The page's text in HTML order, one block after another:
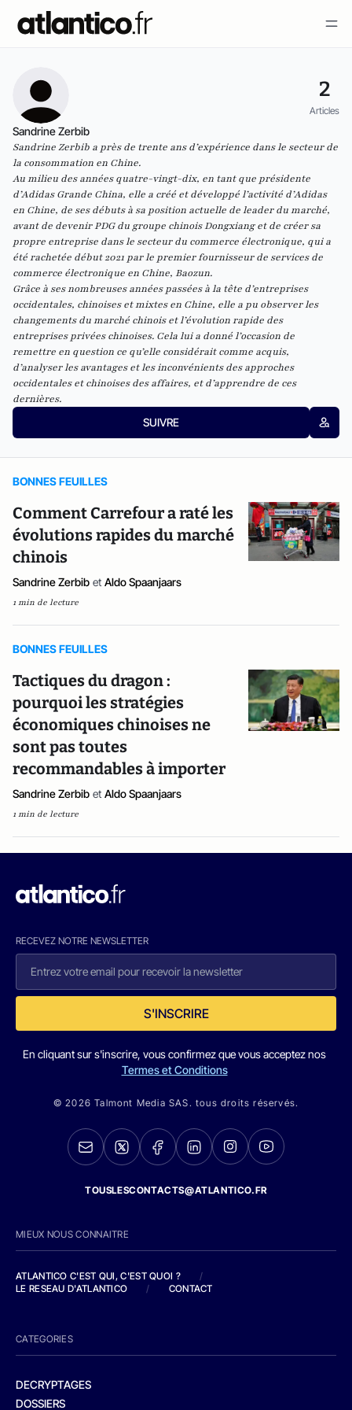
2
Articles
Sandrine Zerbib
Sandrine Zerbib a près de trente ans d’expérience dans le secteur de
la consommation en Chine.
Au milieu des années quatre-vingt-dix, en tant que présidente
d’Adidas Grande China, elle a créé et développé l’activité d’Adidas
en Chine, de ses débuts à sa position actuelle de leader du marché,
avant de devenir PDG du groupe chinois Dongxiang et de créer sa
propre entreprise dans le secteur du commerce électronique, qui a
été rachetée début 2021 par le premier fournisseur de services de
commerce électronique en Chine, Baozun.
Grâce à ses nombreuses années passées à la tête d’entreprises
occidentales, chinoises et mixtes en Chine, elle a pu observer les
changements du marché chinois et l’évolution rapide des
entreprises privées chinoises. Cela lui a donné l’occasion de
remettre en question ce qu’elle considérait comme acquis,
d’analyser les avantages et les inconvénients des approches
occidentales et chinoises des affaires, et d’apprendre de ces
dernières.
SUIVRE
BONNES FEUILLES
Comment Carrefour a raté les
évolutions rapides du marché
chinois
Sandrine Zerbib et Aldo Spaanjaars
1 min de lecture
BONNES FEUILLES
Tactiques du dragon :
pourquoi les stratégies
économiques chinoises ne
sont pas toutes
recommandables à importer
Sandrine Zerbib et Aldo Spaanjaars
1 min de lecture
RECEVEZ NOTRE NEWSLETTER
S'INSCRIRE
En cliquant sur s'inscrire, vous confirmez que vous acceptez nos
Termes et Conditions
© 2026 Talmont Media SAS. tous droits réservés.
TOUSLESCONTACTS@ATLANTICO.FR
MIEUX NOUS CONNAITRE
ATLANTICO C'EST QUI, C'EST QUOI ?
/
LE RESEAU D'ATLANTICO
/ CONTACT
CATEGORIES
DECRYPTAGES
DOSSIERS